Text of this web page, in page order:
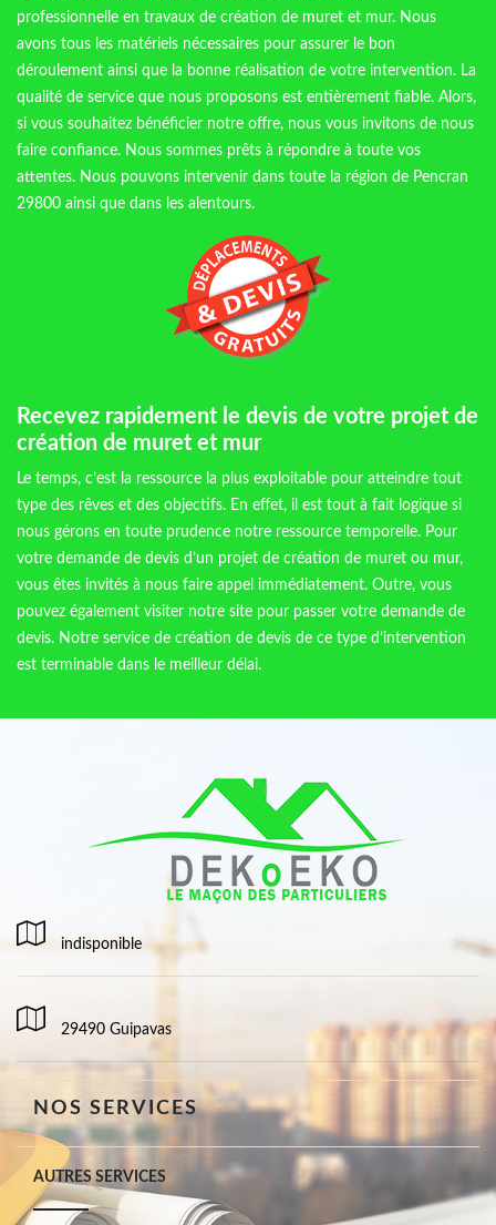
professionnelle en travaux de création de muret et mur. Nous
avons tous les matériels nécessaires pour assurer le bon
déroulement ainsi que la bonne réalisation de votre intervention. La
qualité de service que nous proposons est entièrement fiable. Alors,
si vous souhaitez bénéficier notre offre, nous vous invitons de nous
faire confiance. Nous sommes prêts à répondre à toute vos
attentes. Nous pouvons intervenir dans toute la région de Pencran
29800 ainsi que dans les alentours.
Recevez rapidement le devis de votre projet de
création de muret et mur
Le temps, c’est la ressource la plus exploitable pour atteindre tout
type des rêves et des objectifs. En effet, il est tout à fait logique si
nous gérons en toute prudence notre ressource temporelle. Pour
votre demande de devis d’un projet de création de muret ou mur,
vous êtes invités à nous faire appel immédiatement. Outre, vous
pouvez également visiter notre site pour passer votre demande de
devis. Notre service de création de devis de ce type d’intervention
est terminable dans le meilleur délai.
indisponible
29490 Guipavas
NOS SERVICES
AUTRES SERVICES